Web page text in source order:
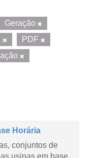
Geração
PDF
Horária
conjuntos de
usinas em base